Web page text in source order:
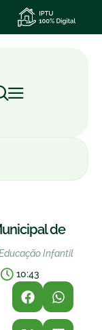
de
Infantil
10:43